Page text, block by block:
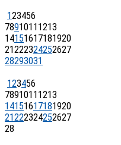
123456
7891011 1213
14151617181920
21222324252627
28293031
123456
7891011 1213
14151617181920
21222324252627
28